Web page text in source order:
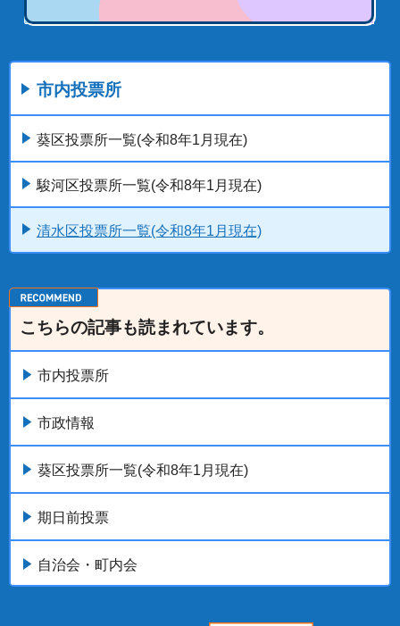
市内投票所
葵区投票所一覧(令和8年1月現在)
駿河区投票所一覧(令和8年1月現在)
清水区投票所一覧(令和8年1月現在)
こちらの記事も読まれています。
市内投票所
市政情報
葵区投票所一覧(令和8年1月現在)
期日前投票
自治会・町内会